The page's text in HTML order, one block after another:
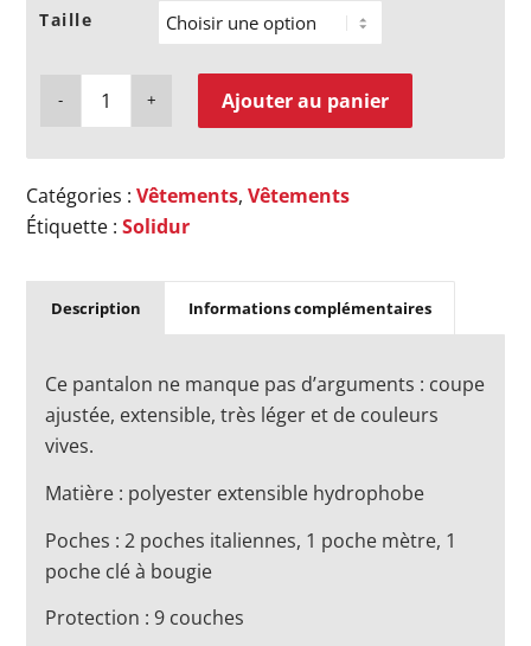
Taille
Ajouter au panier
Catégories :Vêtements,Vêtements
Étiquette :Solidur
Description Informations complémentaires
Ce pantalon ne manque pas d’arguments : coupe
ajustée, extensible, très léger et de couleurs
vives.
Matière : polyester extensible hydrophobe
Poches : 2 poches italiennes, 1 poche mètre, 1
poche clé à bougie
Protection : 9 couches